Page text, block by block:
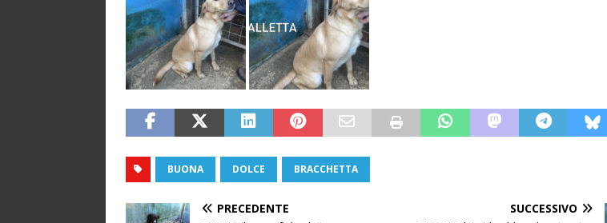
BUONA DOLCE BRACCHETTA
PRECEDENTE SUCCESSIVO